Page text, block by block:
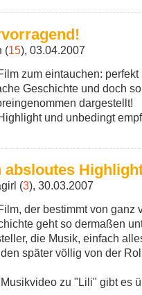
(15), 03.04.2007
zum eintauchen:
Geschichte und doch
dargestellt!
und unbedingt
absloutes
(3), 30.03.2007
der bestimmt von ganz
geht so dermaßen
die Musik, einfach
später völlig von der
zu "Lili" gibt es